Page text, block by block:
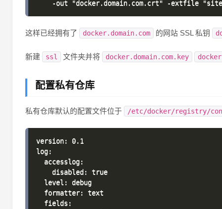
这样已经拥有了 docker.domain.com 的网站 SSL 私钥
新建 ssl 文件夹并将 docker.domain.com.key
配置私有仓库
私有仓库默认的配置文件位于 /etc/docker/registry/
version: 0.1
log:
  accesslog:
    disabled: true
  level: debug
  formatter: text
  fields: